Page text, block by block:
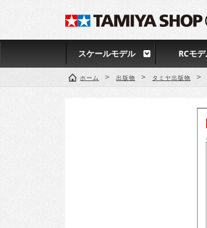
スケールモデル RCモ
ホーム > 出版物 > タミヤ出版物 >